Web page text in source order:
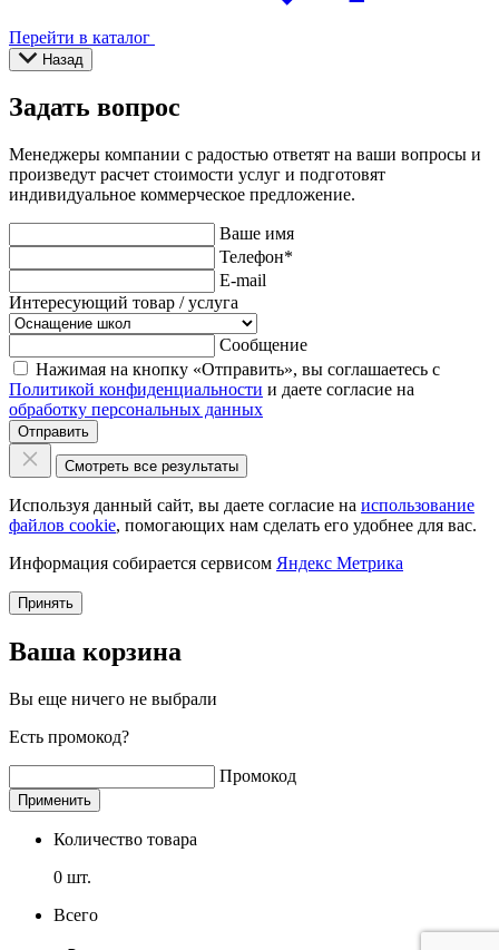
Перейти в каталог
Назад
Задать вопрос
Менеджеры компании с радостью ответят на ваши вопросы и
произведут расчет стоимости услуг и подготовят
индивидуальное коммерческое предложение.
Ваше имя
Телефон*
E-mail
Интересующий товар / услуга
Сообщение
Нажимая на кнопку «Отправить», вы соглашаетесь с
Политикой конфиденциальности и даете согласие на
обработку персональных данных
Отправить
Смотреть все результаты
Используя данный сайт, вы даете согласие на использование
файлов cookie, помогающих нам сделать его удобнее для вас.
Информация собирается сервисом Яндекс Метрика
Принять
Ваша корзина
Вы еще ничего не выбрали
Есть промокод?
Промокод
Применить
Количество товара
0 шт.
Всего